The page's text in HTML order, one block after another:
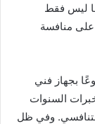
ليس فقط
على منافسة
بجهاز فني
السنوات
وفي ظل